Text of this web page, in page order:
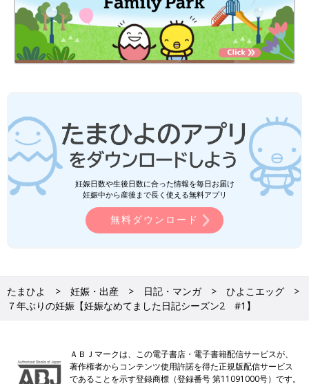
妊娠日数や生後日数に合った情報を毎日お届け
妊娠中から産後まで長く使える無料アプリ
無料ダウンロード
たまひよ 妊娠・出産 日記・マンガ
ひよこエッグ
７年ぶりの妊娠【妊娠なめてました日記シーズン2 #1】
ＡＢＪマークは、この電子書店・電子書籍配信サービスが、
著作権者からコンテンツ使用許諾を得た正規版配信サービス
であることを示す登録商標（登録番号 第11091000号）です。